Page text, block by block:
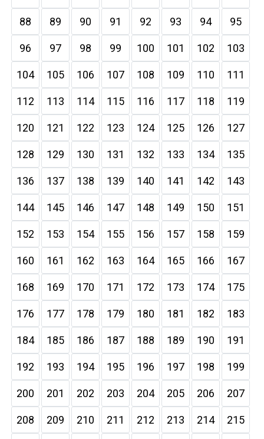
88 89 90 91 92 93 94 95
96 97 98 99 100 101 102 103
104 105 106 107 108 109 110 111
112 113 114 115 116 117 118 119
120 121 122 123 124 125 126 127
128 129 130 131 132 133 134 135
136 137 138 139 140 141 142 143
144 145 146 147 148 149 150 151
152 153 154 155 156 157 158 159
160 161 162 163 164 165 166 167
168 169 170 171 172 173 174 175
176 177 178 179 180 181 182 183
184 185 186 187 188 189 190 191
192 193 194 195 196 197 198 199
200 201 202 203 204 205 206 207
208 209 210 211 212 213 214 215